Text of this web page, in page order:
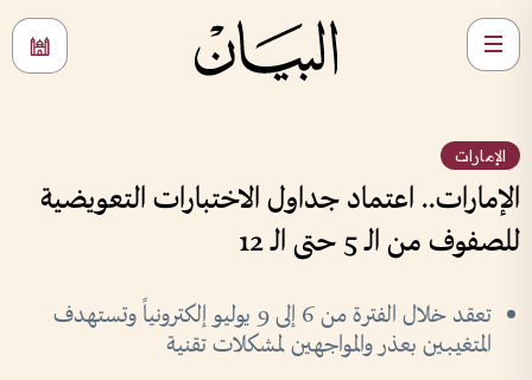
الإمارات
الإمارات.. اعتماد جداول الاختبارات التعويضية
للصفوف من الـ 5 حتى الـ 12
تعقد خلال الفترة من 6 إلى 9 يوليو إلكترونياً وتستهدف
المتغيبين بعذر والمواجهين لمشكلات تقنية